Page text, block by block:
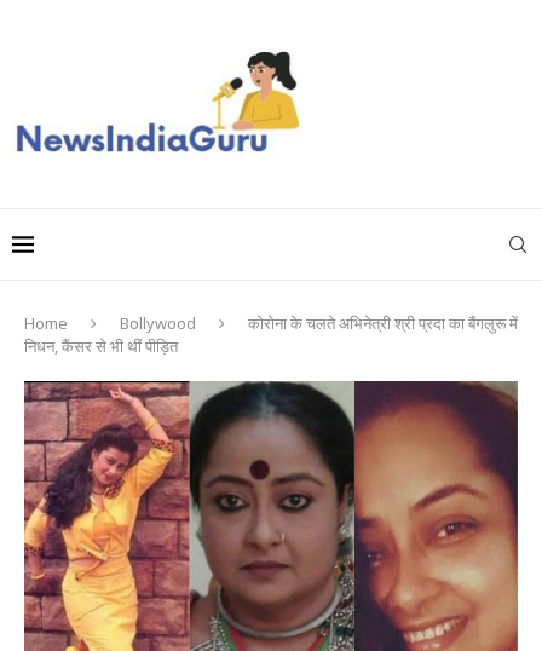
Home Bollywood
कोरोना के चलते अभिनेत्री श्री प्रदा का बैंगलुरू में
निधन, कैंसर से भी थीं पीड़ित